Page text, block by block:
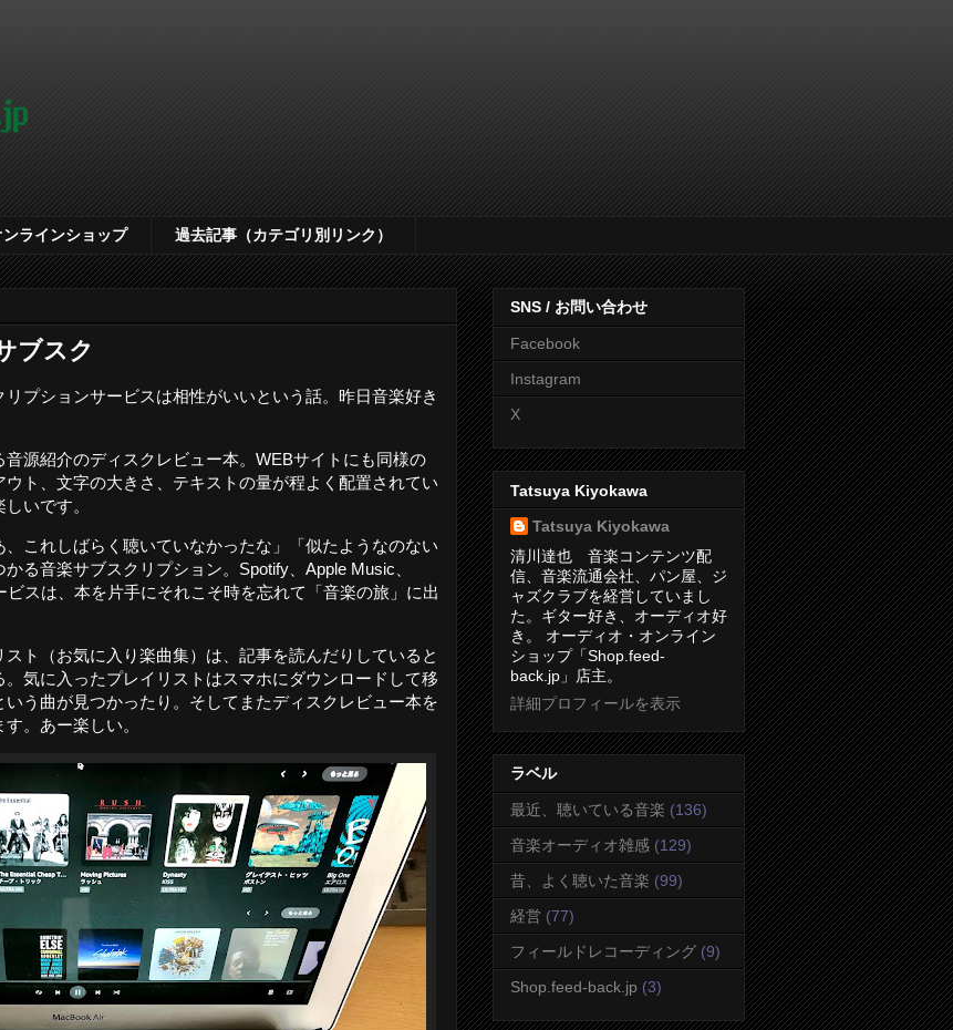
ラインショップ 過去記事（カテゴリ別リンク）
ブスク
プションサービスは相性がいいという話。昨日音楽好き
源紹介のディスクレビュー本。WEBサイトにも同様の
ト、文字の大きさ、テキストの量が程よく配置されてい
いです。
、これしばらく聴いていなかったな」「似たようなのない
る音楽サブスクリプション。Spotify、Apple Music、
スは、本を片手にそれこそ時を忘れて「音楽の旅」に出
ト（お気に入り楽曲集）は、記事を読んだりしていると
気に入ったプレイリストはスマホにダウンロードして移
う曲が見つかったり。そしてまたディスクレビュー本を
。あー楽しい。
SNS / お問い合わせ
Facebook
Instagram
X
Tatsuya Kiyokawa
Tatsuya Kiyokawa
清川達也 音楽コンテンツ配
信、音楽流通会社、パン屋、ジ
ャズクラブを経営していまし
た。ギター好き、オーディオ好
き。 オーディオ・オンライン
ショップ「Shop.feed-
back.jp」店主。
詳細プロフィールを表示
ラベル
最近、聴いている音楽 (136)
音楽オーディオ雑感 (129)
昔、よく聴いた音楽 (99)
経営 (77)
フィールドレコーディング (9)
Shop.feed-back.jp (3)